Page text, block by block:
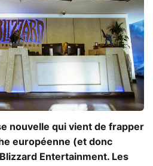
nouvelle qui vient de frapper
européenne (et donc
Entertainment. Les